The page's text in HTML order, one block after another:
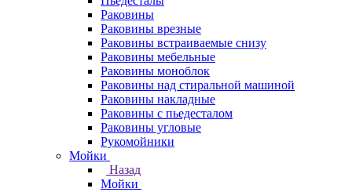
Раковины
Раковины врезные
Раковины встраиваемые снизу
Раковины мебельные
Раковины моноблок
Раковины над стиральной машиной
Раковины накладные
Раковины с пьедесталом
Раковины угловые
Рукомойники
Мойки
Назад
Мойки